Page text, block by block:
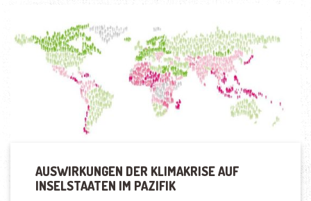
AUSWIRKUNGEN DER KLIMAKRISE AUF
INSELSTAATEN IM PAZIFIK